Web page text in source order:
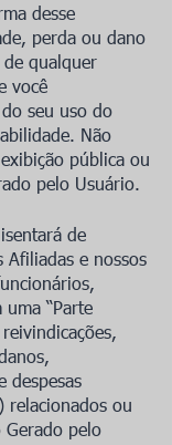
desse
perda ou dano
qualquer
você
seu uso do
Não
pública ou
pelo Usuário.
de
Afiliadas e nossos
“Parte
despesas
relacionados ou
Gerado pelo